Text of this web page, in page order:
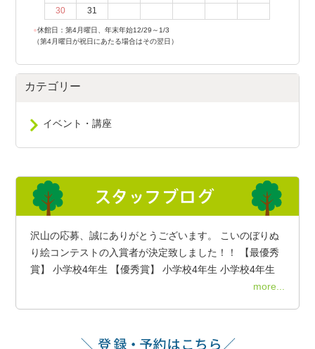
30
31
●休館日：第4月曜日、年末年始12/29～1/3
（第4月曜日が祝日にあたる場合はその翌日）
カテゴリー
イベント・講座
沢山の応募、誠にありがとうございます。 こいのぼりぬ
り絵コンテストの入賞者が決定致しました！！ 【最優秀
賞】 小学校4年生 【優秀賞】 小学校4年生 小学校4年生
more...